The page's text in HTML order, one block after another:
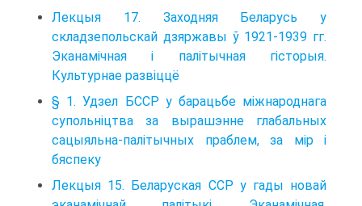
Лекцыя 17. Заходняя Беларусь у
складзепольскай дзяржавы ў 1921-1939 гг.
Эканамічная і палітычная гісторыя.
Культурнае развіццё
§ 1. Удзел БССР у барацьбе міжнароднага
супольніцтва за вырашэнне глабальных
сацыяльна-палітычных праблем, за мір і
бяспеку
Лекцыя 15. Беларуская ССР у гады новай